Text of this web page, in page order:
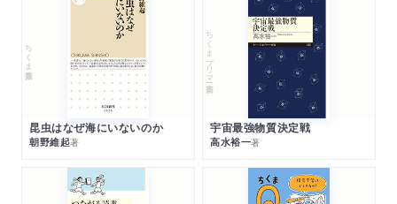
ちくま新書
昆虫はなぜ海にいないのか
朝野維起著
ちくまプリマー新書
宇宙最強物質決定戦
高水裕一著